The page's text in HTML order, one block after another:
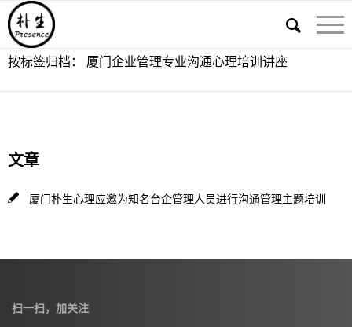
按标签归档： 厦门企业管理专业沟通心理培训讲座
文章
厦门朴生心理应邀为知名台企管理人员进行沟通管理主题培训
扫一扫，加关注